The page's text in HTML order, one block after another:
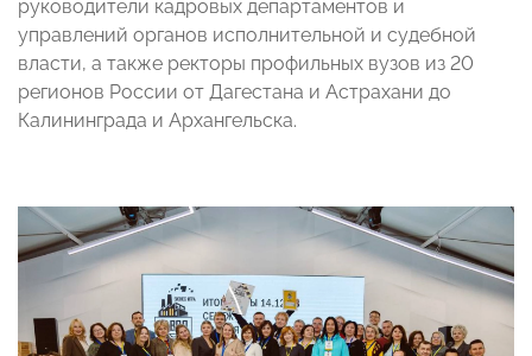
руководители кадровых департаментов и
управлений органов исполнительной и судебной
власти, а также ректоры профильных вузов из 20
регионов России от Дагестана и Астрахани до
Калининграда и Архангельска.